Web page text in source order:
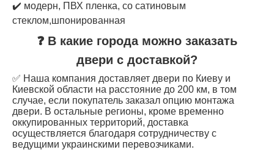
✔️ модерн, ПВХ пленка, со сатиновым
стеклом,шпонированная
❓ В какие города можно заказать
двери с доставкой?
✅ Наша компания доставляет двери по Киеву и
Киевской области на расстояние до 200 км, в том
случае, если покупатель заказал опцию монтажа
двери. В остальные регионы, кроме временно
оккупированных территорий, доставка
осуществляется благодаря сотрудничеству с
ведущими украинскими перевозчиками.